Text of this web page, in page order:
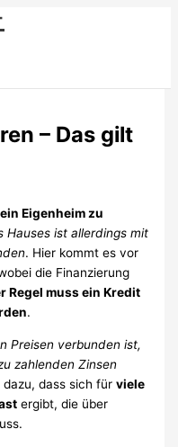
– Das gilt
Eigenheim zu
Hauses ist allerdings mit
. Hier kommt es vor
die Finanzierung
Regel muss ein Kredit
.
Preisen verbunden ist,
zahlenden Zinsen
dazu, dass sich fürviele
ergibt, die über